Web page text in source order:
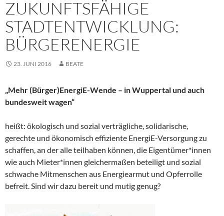
ZUKUNFTSFÄHIGE
STADTENTWICKLUNG:
BÜRGERENERGIE
23. JUNI 2016 BEATE
„Mehr (Bürger)EnergiE-Wende – in Wuppertal und auch
bundesweit wagen“
heißt: ökologisch und sozial verträgliche, solidarische,
gerechte und ökonomisch effiziente EnergiE-Versorgung zu
schaffen, an der alle teilhaben können, die Eigentümer*innen
wie auch Mieter*innen gleichermaßen beteiligt und sozial
schwache Mitmenschen aus Energiearmut und Opferrolle
befreit. Sind wir dazu bereit und mutig genug?